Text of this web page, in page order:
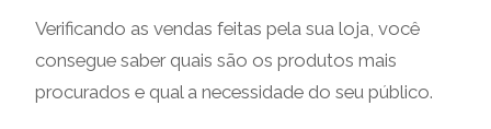
Verificando as vendas feitas pela sua loja, você
consegue saber quais são os produtos mais
procurados e qual a necessidade do seu público.